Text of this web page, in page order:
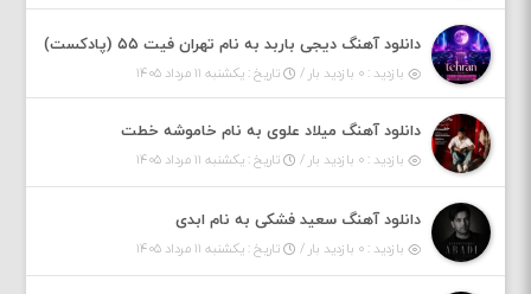
دانلود آهنگ دیجی باربد به نام تهران فیت ۵۵ (پادکست)
بازدید : ۰ بازدید بار / تاریخ : یکشنبه ۱۱ مرداد ۱۴۰۵
دانلود آهنگ میلاد علوی به نام خاموشه خطت
بازدید : ۰ بازدید بار / تاریخ : یکشنبه ۱۱ مرداد ۱۴۰۵
دانلود آهنگ سعید فشکی به نام ابدی
بازدید : ۰ بازدید بار / تاریخ : یکشنبه ۱۱ مرداد ۱۴۰۵